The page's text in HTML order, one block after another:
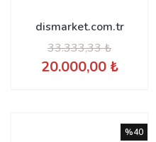
dismarket.com.tr
33.333,33 ₺
20.000,00 ₺
%40